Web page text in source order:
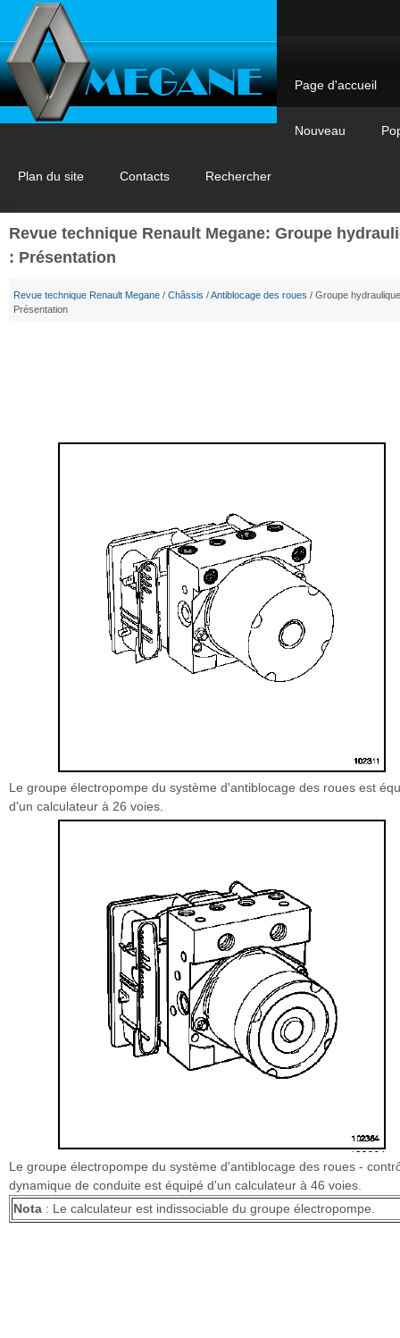
Page d'accueil
Nouveau
Plan du site Contacts Rechercher
Revue technique Renault Megane: Groupe
: Présentation
Revue technique Renault Megane / Châssis /Antiblocage des roues / Groupe
Présentation
Le groupe électropompe du système d'antiblocage des roues est
d'un calculateur à 26 voies.
Le groupe électropompe du système d'antiblocage des roues -
dynamique de conduite est équipé d'un calculateur à 46 voies.
Nota : Le calculateur est indissociable du groupe électropompe.